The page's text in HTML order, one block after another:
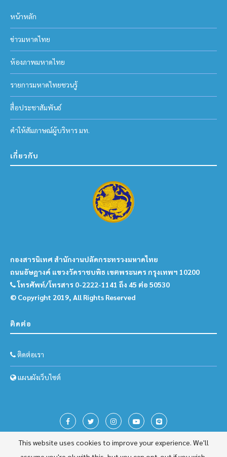
หน้าหลัก
ข่าวมหาดไทย
ห้องภาพมหาดไทย
รายการมหาดไทยชวนรู้
สื่อประชาสัมพันธ์
คำให้สัมภาษณ์ผู้บริหาร มท.
เกี่ยวกับ
กองสารนิเทศ สำนักงานปลัดกระทรวงมหาดไทย
ถนนอัษฎางค์ แขวงวัดราชบพิธ เขตพระนคร กรุงเทพฯ 10200
โทรศัพท์/โทรสาร 0-2222-1141 ถึง 45 ต่อ 50530
© Copyright 2019, All Rights Reserved
ติดต่อ
ติดต่อเรา
แผนผังเว็บไซต์
This website uses cookies to improve your experience. We'll